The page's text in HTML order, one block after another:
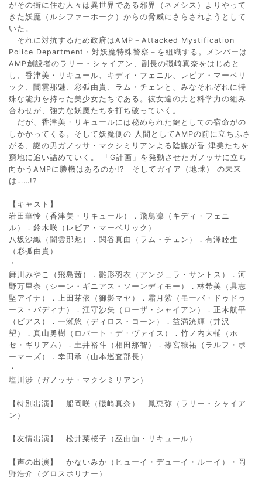
がその街に住む人々は異世界である邪界（ネメシス）よりやって
きた妖魔（ルシファーホーク）からの脅威にさらされようとして
いた。
それに対抗するため政府はAMP－Attacked Mystification
Police Department・対妖魔特殊警察－を組織する。メンバーは
AMP創設者のラリー・シャイアン、副長の磯崎真奈をはじめと
し、香津美・リキュール、キディ・フェニル、レビア・マーベリ
ック、闇雲那魅、彩弧由貴、ラム・チェンと、みなそれぞれに特
殊な能力を持った美少女たちである。彼女達の力と科学力の組み
合わせが、強力な妖魔たちを打ち破っていく。
だが、香津美・リキュールには秘められた鍵としての宿命がの
しかかってくる。そして妖魔側の 人間としてAMPの前に立ちふさ
がる、謎の男ガノッサ・マクシミリアンよる陰謀が香 津美たちを
窮地に追い詰めていく。 「G計画」を発動させたガノッサに立ち
向かうAMPに勝機はあるのか!? そしてガイア（地球） の未来
は……!?
【キャスト】
岩田華怜（香津美・リキュール）．飛鳥凛（キディ・フェニ
ル）．鈴木咲（レビア・マーベリック）
八坂沙織（闇雲那魅）．関谷真由（ラム・チェン）．有澤睦生
（彩弧由貴）
・
舞川みやこ（飛島茜）．雛形羽衣（アンジェラ・サントス）．河
野万里奈（シーン・ギニアス・ソーンディモー）．林希美（具志
堅アイナ）．上田芽依（御影マヤ）．霜月紫（モーバ・ドゥドゥ
ース・バディナ）．江守沙矢（ローザ・シャイアン）．正木航平
（ピアス）．一瀬悠（ディロス・コーン）．益満洸輝（井沢
望）．真山勇樹（ロバート・デ・ヴァイス）．竹ノ内大輔（ホ
セ・ギリアム）．土井裕斗（相田那智）．篠宮穰祐（ラルフ・ボ
ーマーズ）．幸田承（山本巡査部長）
・
塩川渉（ガノッサ・マクシミリアン）
【特別出演】 船岡咲（磯崎真奈） 鳳恵弥（ラリー・シャイア
ン）
【友情出演】 松井菜桜子（巫由伽・リキュール）
【声の出演】 かないみか（ヒューイ・デューイ・ルーイ）・岡
野浩介（グロスポリナー）